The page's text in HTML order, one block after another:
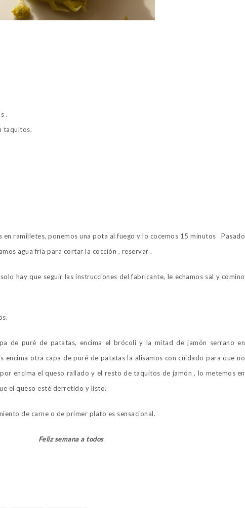
.
taquitos.
en ramilletes, ponemos una pota al fuego y lo cocemos 15 minutos Pasado
agua fría para cortar la cocción , reservar .
hay que seguir las instrucciones del fabricante, le echamos sal y comino
de puré de patatas, encima el brócoli y la mitad de jamón serrano en
encima otra capa de puré de patatas la alisamos con cuidado para que no
encima el queso rallado y el resto de taquitos de jamón , lo metemos en
el queso esté derretido y listo.
de carne o de primer plato es sensacional.
Feliz semana a todos